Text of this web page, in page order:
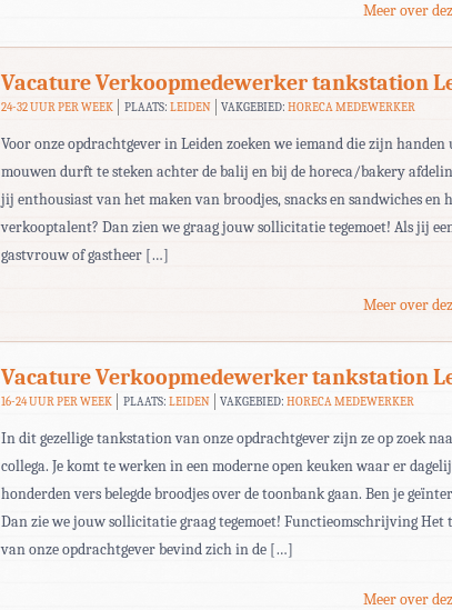
Meer over
Vacature Verkoopmedewerker tankstation
24-32 UUR PER WEEK PLAATS: LEIDEN VAKGEBIED:HORECA MEDEWERKER
Voor onze opdrachtgever in Leiden zoeken we iemand die zijn handen
mouwen durft te steken achter de balij en bij de horeca/bakery
jij enthousiast van het maken van broodjes, snacks en sandwiches en
verkooptalent? Dan zien we graag jouw sollicitatie tegemoet! Als jij
gastvrouw of gastheer […]
Meer over
Vacature Verkoopmedewerker tankstation
16-24 UUR PER WEEK PLAATS: LEIDEN VAKGEBIED:HORECA MEDEWERKER
In dit gezellige tankstation van onze opdrachtgever zijn ze op zoek
collega. Je komt te werken in een moderne open keuken waar er
honderden vers belegde broodjes over de toonbank gaan. Ben je
Dan zie we jouw sollicitatie graag tegemoet! Functieomschrijving
van onze opdrachtgever bevind zich in de […]
Meer over